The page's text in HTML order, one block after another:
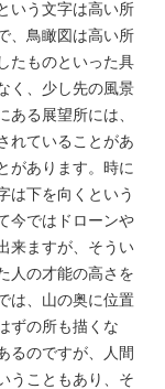
いう文字は高い所
、鳥瞰図は高い所
たものといった具
く、少し先の風景
る展望所には、
れていることがあ
があります。時に
は下を向くという
今ではドローンや
来ますが、そうい
人の才能の高さを
は、山の奥に位置
ずの所も描くな
るのですが、人間
うこともあり、そ